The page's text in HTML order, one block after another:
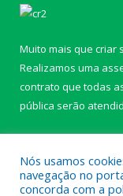
Muito mais que criar
Realizamos uma
contrato que todas
pública serão
Nós usamos
navegação no
concorda com a